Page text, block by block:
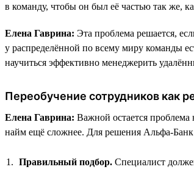
в команду, чтобы он был её частью так же,
Елена Гаврина: Эта проблема решается,
у распределённой по всему миру команды
научиться эффективно менеджерить
Переобучение сотрудников как
Елена Гаврина: Важной остается
найм ещё сложнее. Для решения Альфа-Банк
Правильный подбор. Специалист